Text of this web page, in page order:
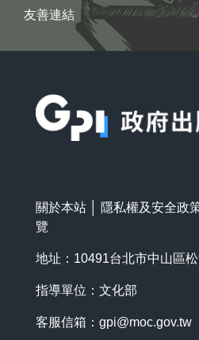
友善連結
關於本站 隱私權及安全政
覽
地址：10491台北市中山區
指導單位：文化部
客服信箱： gpi@moc.gov.tw